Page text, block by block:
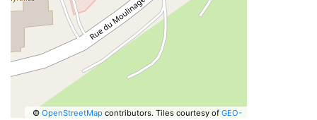
© OpenStreetMapcontributors. Tiles courtesy of GEO-